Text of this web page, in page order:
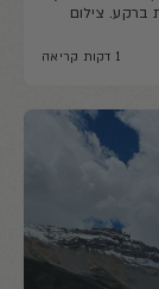
ברקע. צילום
יום, שלוש זירות
1 דקות קריאה